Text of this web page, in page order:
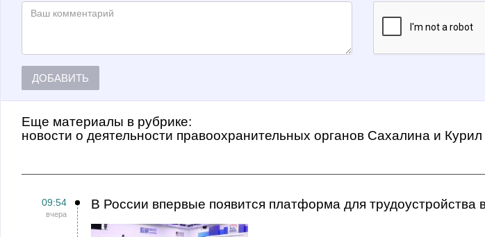
ДОБАВИТЬ
Еще материалы в рубрике:
Новости о деятельности правоохранительных органов Сахалина и Курил
09:54
вчера
В России впервые появится платформа для трудоустройства